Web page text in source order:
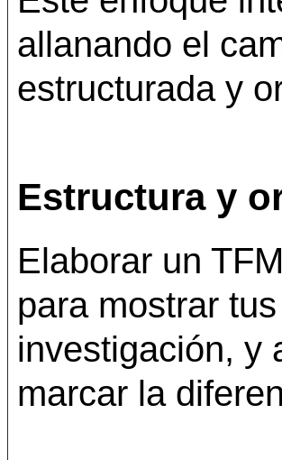
allanando el
estructurada y
Estructura y
Elaborar un
para mostrar
investigación, y
marcar la